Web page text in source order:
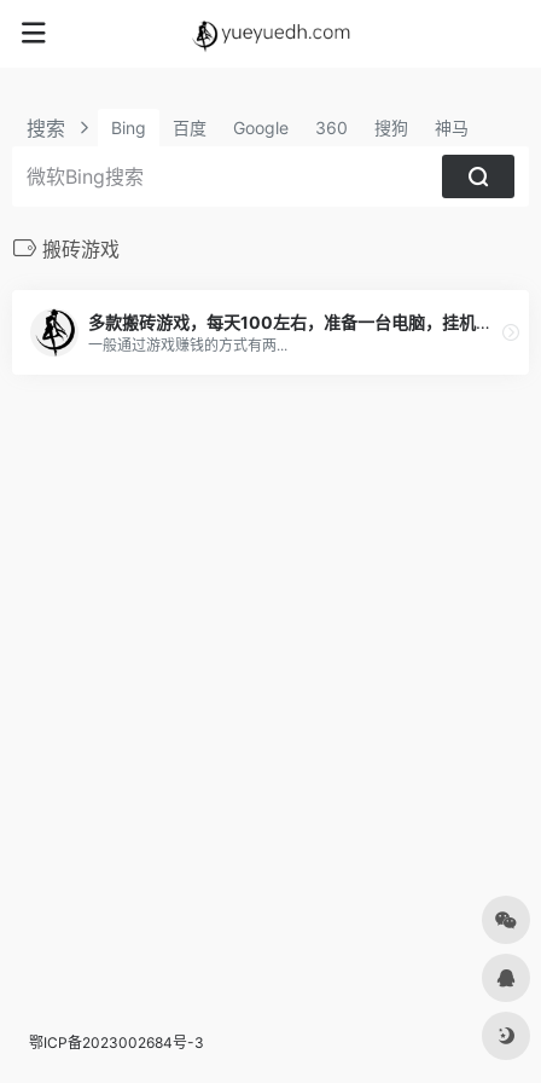
搜索 Bing 百度 Google 360 搜狗 神马
搬砖游戏
多款搬砖游戏，每天100左右，准备一台电脑，挂机即可！
一般通过游戏赚钱的方式有两...
鄂ICP备2023002684号-3